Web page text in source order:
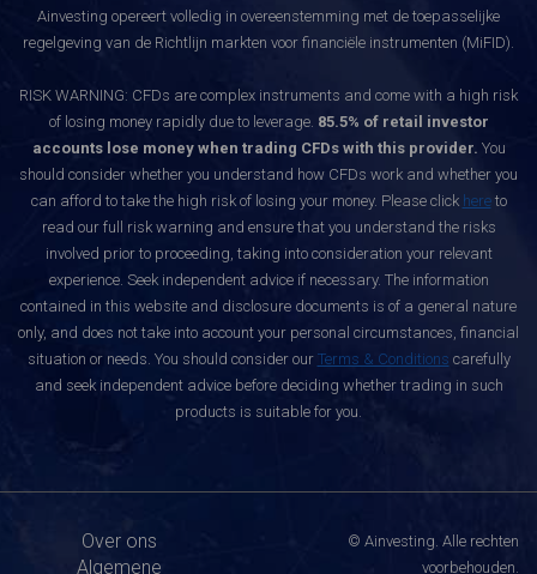
Ainvesting opereert volledig in overeenstemming met de toepasselijke
regelgeving van de Richtlijn markten voor financiële instrumenten (MiFID).
RISK WARNING: CFDs are complex instruments and come with a high risk
of losing money rapidly due to leverage. 85.5% of retail investor
accounts lose money when trading CFDs with this provider. You
should consider whether you understand how CFDs work and whether you
can afford to take the high risk of losing your money. Please click hereto
read our full risk warning and ensure that you understand the risks
involved prior to proceeding, taking into consideration your relevant
experience. Seek independent advice if necessary. The information
contained in this website and disclosure documents is of a general nature
only, and does not take into account your personal circumstances, financial
situation or needs. You should consider our Terms & Conditions carefully
and seek independent advice before deciding whether trading in such
products is suitable for you.
Over ons
Algemene
© Ainvesting. Alle rechten
voorbehouden.